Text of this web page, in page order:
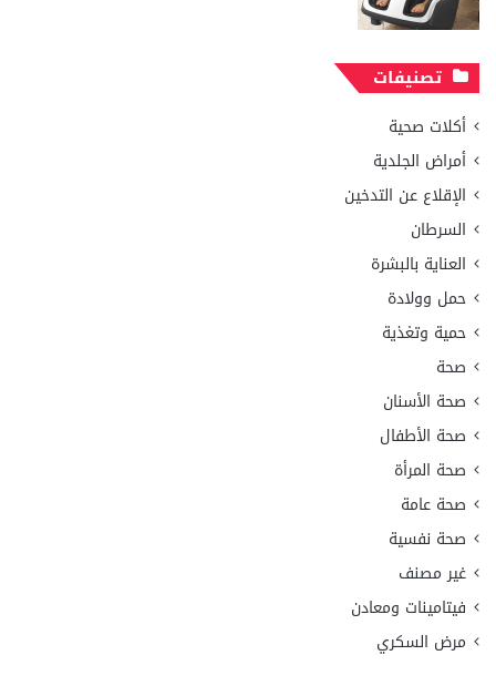
تصنيفات
أكلات صحية
أمراض الجلدية
الإقلاع عن التدخين
السرطان
العناية بالبشرة
حمل وولادة
حمية وتغذية
صحة
صحة الأسنان
صحة الأطفال
صحة المرأة
صحة عامة
صحة نفسية
غير مصنف
فيتامينات ومعادن
مرض السكري